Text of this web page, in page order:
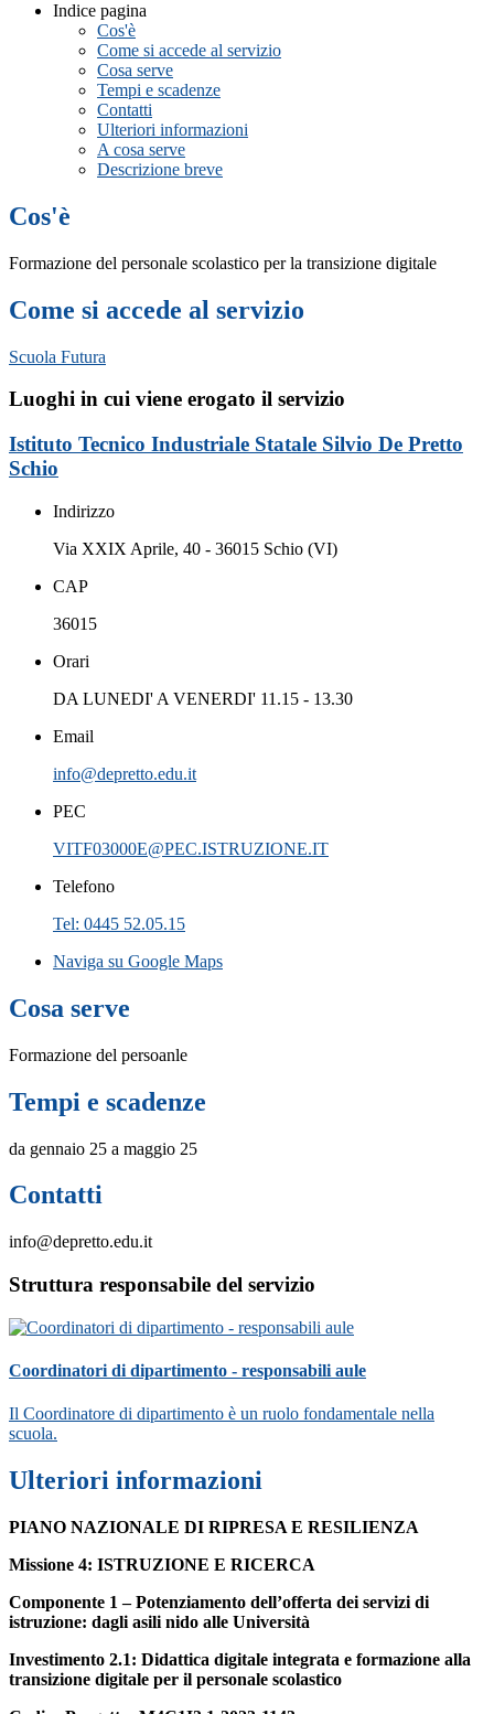
Indice pagina
Cos'è
Come si accede al servizio
Cosa serve
Tempi e scadenze
Contatti
Ulteriori informazioni
A cosa serve
Descrizione breve
Cos'è
Formazione del personale scolastico per la transizione digitale
Come si accede al servizio
Scuola Futura
Luoghi in cui viene erogato il servizio
Istituto Tecnico Industriale Statale Silvio De Pretto
Schio
Indirizzo
Via XXIX Aprile, 40 - 36015 Schio (VI)
CAP
36015
Orari
DA LUNEDI' A VENERDI' 11.15 - 13.30
Email
info@depretto.edu.it
PEC
VITF03000E@PEC.ISTRUZIONE.IT
Telefono
Tel: 0445 52.05.15
Naviga su Google Maps
Cosa serve
Formazione del persoanle
Tempi e scadenze
da gennaio 25 a maggio 25
Contatti
info@depretto.edu.it
Struttura responsabile del servizio
Coordinatori di dipartimento - responsabili aule
Il Coordinatore di dipartimento è un ruolo fondamentale nella
scuola.
Ulteriori informazioni
PIANO NAZIONALE DI RIPRESA E RESILIENZA
Missione 4: ISTRUZIONE E RICERCA
Componente 1 – Potenziamento dell’offerta dei servizi di
istruzione: dagli asili nido alle Università
Investimento 2.1: Didattica digitale integrata e formazione alla
transizione digitale per il personale scolastico